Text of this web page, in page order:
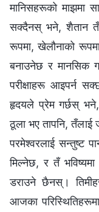
मानिसहरूको माझमा
सक्दैनस् भने, शैतान
रूपमा, खेलौनाको
बनाउनेछ र मानसिक
परीक्षाहरू आइपर्न
हृदयले प्रेम गर्छस्
ठूला भए तापनि,
परमेश्‍वरलाई सन्तुष्ट
मिल्नेछ, र तँ भविष्यमा
डराउने छैनस्।
आजका